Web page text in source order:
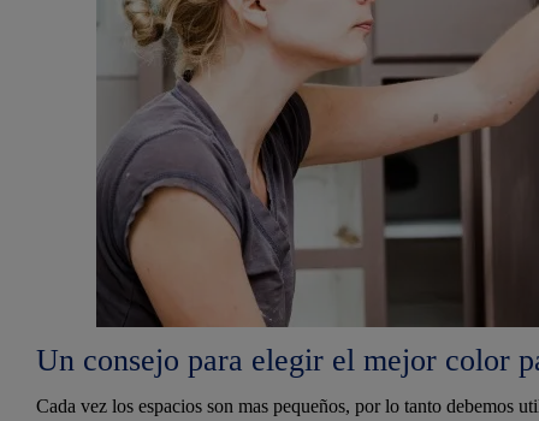
Un consejo para elegir el mejor color
Cada vez los espacios son mas pequeños, por lo tanto debemos